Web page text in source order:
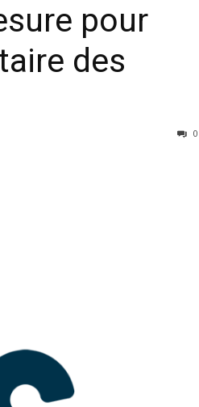
pour
des
0